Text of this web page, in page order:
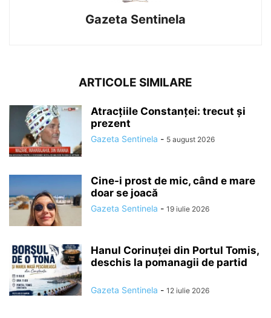
Gazeta Sentinela
ARTICOLE SIMILARE
Atracțiile Constanței: trecut și
prezent
Gazeta Sentinela - 5 august 2026
Cine-i prost de mic, când e mare
doar se joacă
Gazeta Sentinela - 19 iulie 2026
Hanul Corinuței din Portul Tomis,
deschis la pomanagii de partid
Gazeta Sentinela - 12 iulie 2026